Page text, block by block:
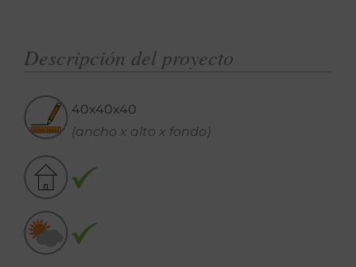
Descripción del proyecto
40x40x40
(ancho x alto x fondo)